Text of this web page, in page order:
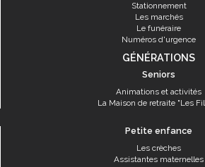
Stationnement
Les marchés
Le funéraire
Numéros d'urgence
GÉNÉRATIONS
Seniors
Animations et activités
La Maison de retraite "Les
Petite enfance
Les crèches
Assistantes maternelles